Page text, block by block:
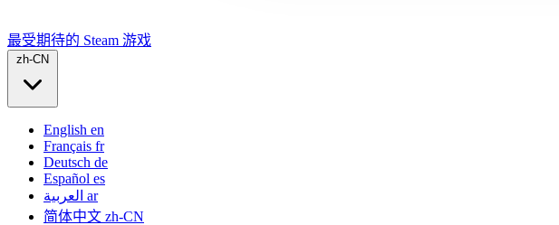
最受期待的 Steam 游戏
zh-CN
English en
Français fr
Deutsch de
Español es
العربية ar
简体中文 zh-CN